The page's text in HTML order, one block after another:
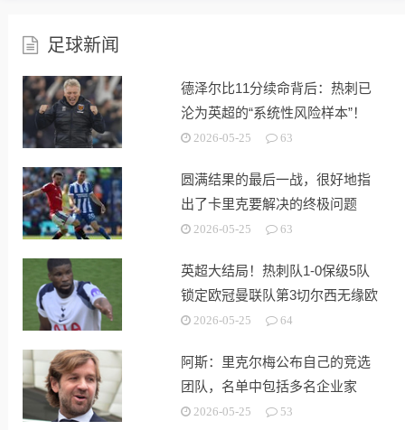
足球新闻
德泽尔比11分续命背后：热刺已
沦为英超的“系统性风险样本”！
2026-05-25 63
圆满结果的最后一战，很好地指
出了卡里克要解决的终极问题
2026-05-25 63
英超大结局！热刺队1-0保级5队
锁定欧冠曼联队第3切尔西无缘欧
战2026-05-25 64
阿斯：里克尔梅公布自己的竞选
团队，名单中包括多名企业家
2026-05-25 53